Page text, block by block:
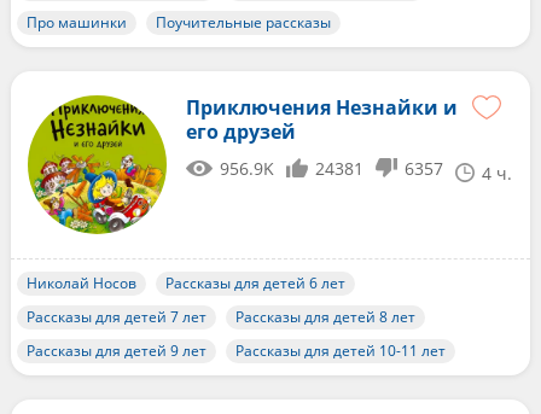
Про машинки
Поучительные рассказы
Приключения Незнайки и
его друзей
956.9K 24381 6357 4 ч.
Николай Носов
Рассказы для детей 6 лет
Рассказы для детей 7 лет
Рассказы для детей 8 лет
Рассказы для детей 9 лет
Рассказы для детей 10-11 лет